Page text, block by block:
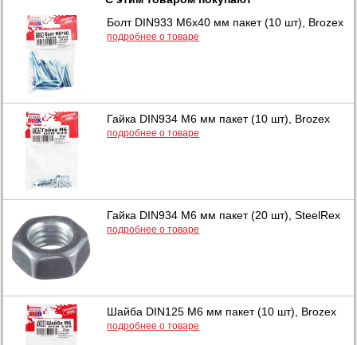
Болт DIN933 М6х40 мм пакет (10 шт), Brozex
подробнее о товаре
Гайка DIN934 М6 мм пакет (10 шт), Brozex
подробнее о товаре
Гайка DIN934 М6 мм пакет (20 шт), SteelRex
подробнее о товаре
Шайба DIN125 М6 мм пакет (10 шт), Brozex
подробнее о товаре